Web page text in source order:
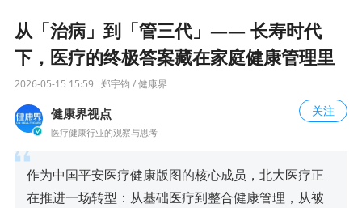
从「治病」到「管三代」—— 长寿时代
下，医疗的终极答案藏在家庭健康管理里
2026-05-15 15:59 郑宇钧 / 健康界
健康界视点
医疗健康行业的观察与思考
关注
作为中国平安医疗健康版图的核心成员，北大医疗正
在推进一场转型：从基础医疗到整合健康管理，从被